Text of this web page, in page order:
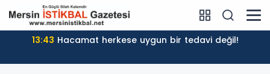
13:43 Hacamat herkese uygun bir tedavi değil!